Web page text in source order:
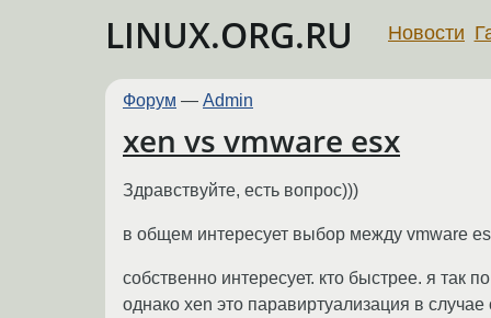
LINUX.ORG.RU Новости
Форум — Admin
xen vs vmware esx
Здравствуйте, есть вопрос)))
в общем интересует выбор между vmware
собственно интересует. кто быстрее. я так
однако xen это паравиртуализация в